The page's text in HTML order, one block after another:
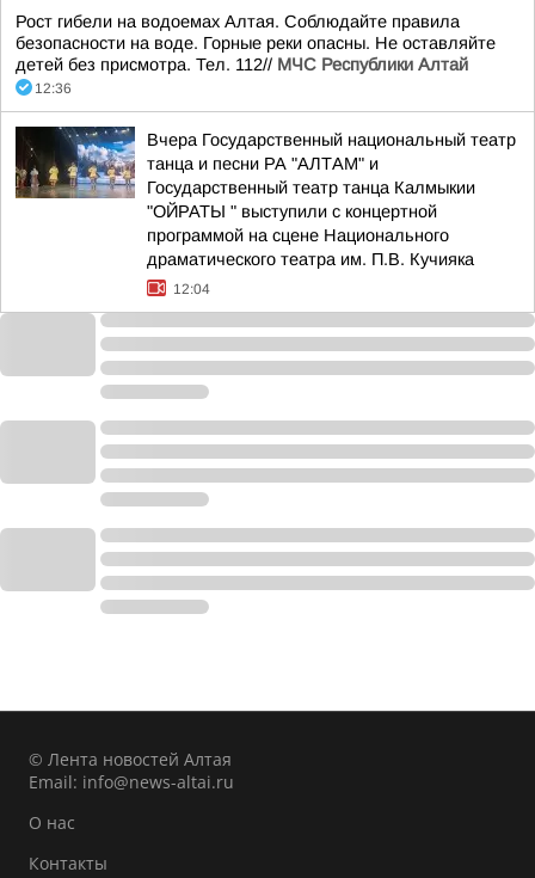
Рост гибели на водоемах Алтая. Соблюдайте правила
безопасности на воде. Горные реки опасны. Не оставляйте
детей без присмотра. Тел. 112// МЧС Республики Алтай
12:36
Вчера Государственный национальный театр
танца и песни РА "АЛТАМ" и
Государственный театр танца Калмыкии
"ОЙРАТЫ " выступили с концертной
программой на сцене Национального
драматического театра им. П.В. Кучияка
12:04
© Лента новостей Алтая
Email: info@news-altai.ru
О нас
Контакты